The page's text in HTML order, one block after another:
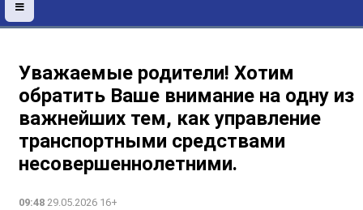
Уважаемые родители! Хотим
обратить Ваше внимание на одну из
важнейших тем, как управление
транспортными средствами
несовершеннолетними.
09:48 29.05.2026 16+